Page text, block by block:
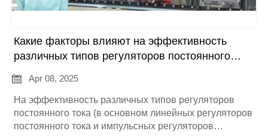
Какие факторы влияют на эффективность
различных типов регуляторов постоянного
 Apr 08, 2025
На эффективность различных типов регуляторов
постоянного тока (в основном линейных регуляторов
постоянного тока и импульсных регуляторов